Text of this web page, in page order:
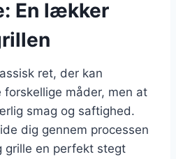
En lækker
ret, der kan
måder, men at
smag og saftighed.
dig gennem processen
grille en perfekt stegt